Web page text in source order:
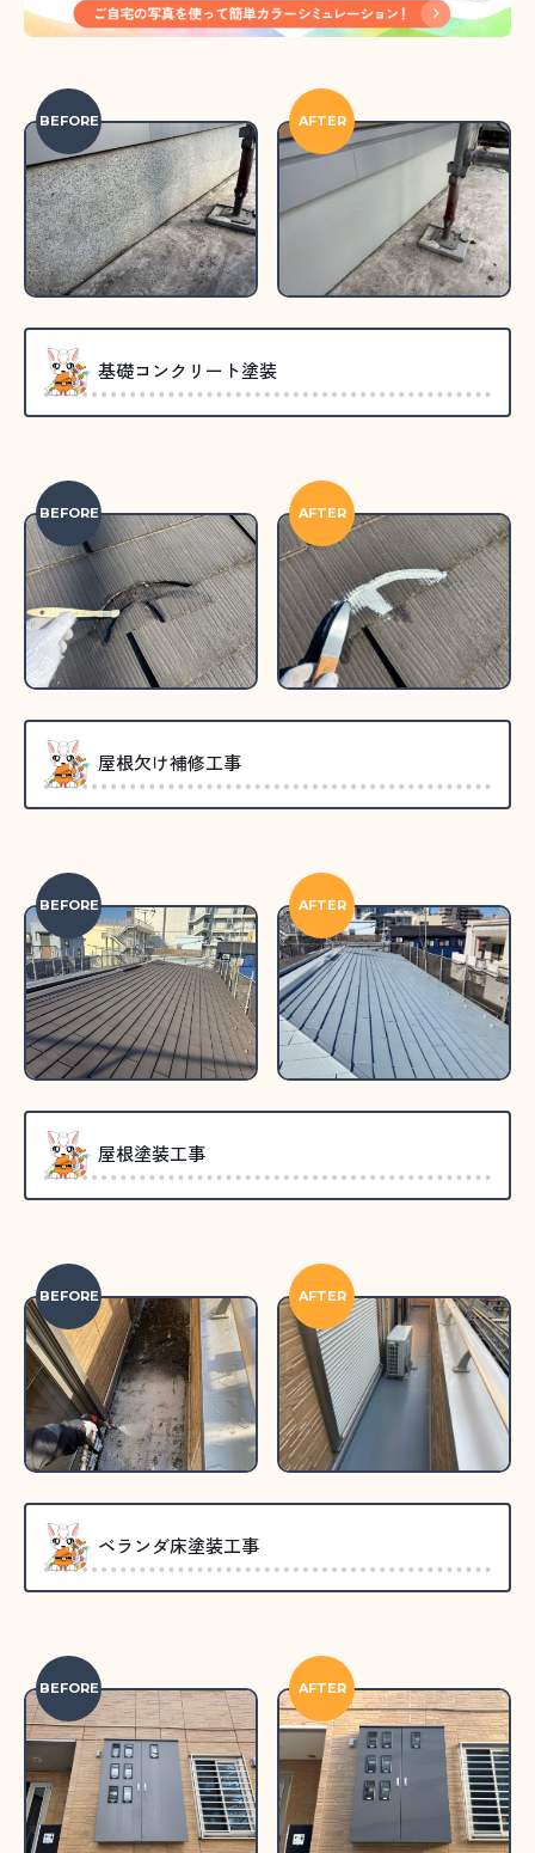
BEFORE AFTER
基礎コンクリート塗装
BEFORE AFTER
屋根欠け補修工事
BEFORE AFTER
屋根塗装工事
BEFORE AFTER
ベランダ床塗装工事
BEFORE AFTER